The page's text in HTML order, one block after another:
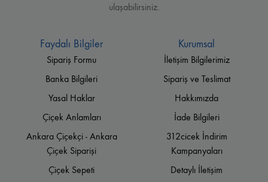
ulaşabilirsiniz.
Faydalı Bilgiler
Sipariş Formu
Banka Bilgileri
Yasal Haklar
Çiçek Anlamları
Ankara Çiçekçi - Ankara
Çiçek Siparişi
Çiçek Sepeti
Kurumsal
İletişim Bilgilerimiz
Sipariş ve Teslimat
Hakkımızda
İade Bilgileri
312cicek İndirim
Kampanyaları
Detaylı İletişim